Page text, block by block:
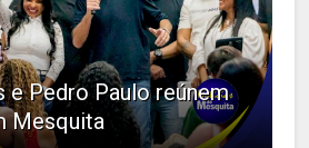
e Pedro Paulo reúnem
Mesquita